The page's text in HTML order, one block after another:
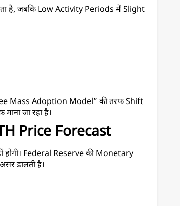
है, जबकि Low Activity Periods में Slight
Mass Adoption Model” की तरफ Shift
जा रहा है।
Price Forecast
Federal Reserve की Monetary
डालती है।